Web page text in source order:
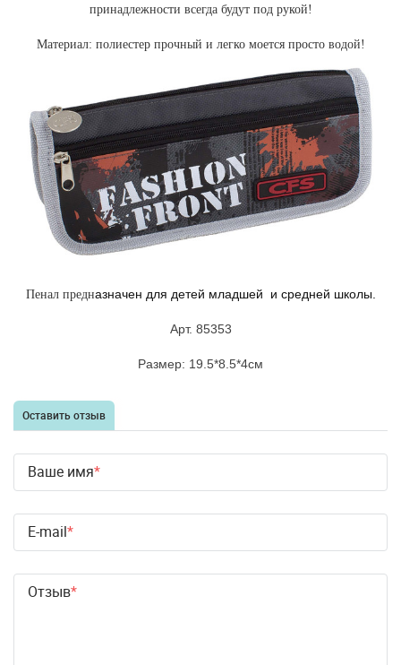
принадлежности всегда будут под рукой!
Материал: полиестер прочный и легко моется просто водой!
Пенал предназначен для детей младшей и средней школы.
Арт. 85353
Размер: 19.5*8.5*4см
Оставить отзыв
Ваше имя
E-mail
Отзыв